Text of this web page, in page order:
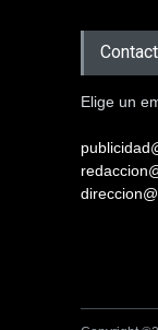
Elige un